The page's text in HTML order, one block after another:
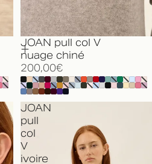
JOAN pull col V
nuage chiné
200,00€
JOAN
pull
col
V
ivoire